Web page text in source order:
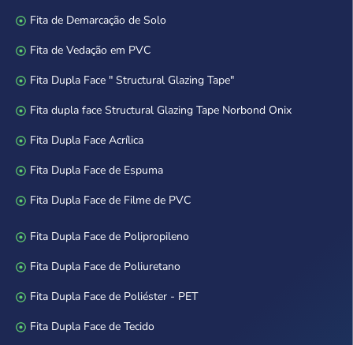
Fita de Demarcação de Solo
Fita de Vedação em PVC
Fita Dupla Face " Structural Glazing Tape"
Fita dupla face Structural Glazing Tape Norbond Onix
Fita Dupla Face Acrílica
Fita Dupla Face de Espuma
Fita Dupla Face de Filme de PVC
Fita Dupla Face de Polipropileno
Fita Dupla Face de Poliuretano
Fita Dupla Face de Poliéster - PET
Fita Dupla Face de Tecido